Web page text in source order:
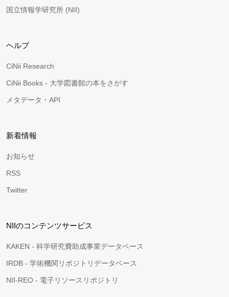
国立情報学研究所 (NII)
ヘルプ
CiNii Research
CiNii Books - 大学図書館の本をさがす
メタデータ・API
新着情報
お知らせ
RSS
Twitter
NIIのコンテンツサービス
KAKEN - 科学研究費助成事業データベース
IRDB - 学術機関リポジトリデータベース
NII-REO - 電子リソースリポジトリ